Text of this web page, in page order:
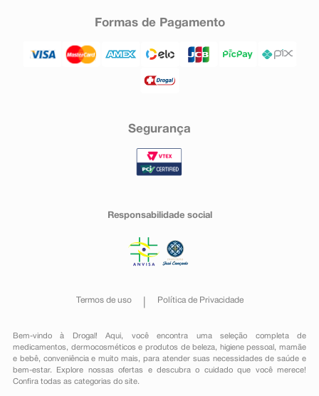
Formas de Pagamento
Segurança
Responsabilidade social
Termos de uso Política de Privacidade
Bem-vindo à Drogal! Aqui, você encontra uma seleção completa de
medicamentos , dermocosméticos e produtos de beleza, higiene pessoal ,mamãe
e bebê, conveniênciae muito mais, para atender suas necessidades de saúde e
bem-estar. Explore nossas ofertas e descubra o cuidado que você merece!
Confira todas as categorias do site.